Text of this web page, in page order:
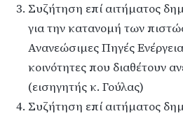
Συζήτηση επί αιτήματος
για την κατανομή των
Ανανεώσιμες Πηγές
κοινότητες που διαθέτουν
(εισηγητής κ. Γούλας)
Συζήτηση επί αιτήματος